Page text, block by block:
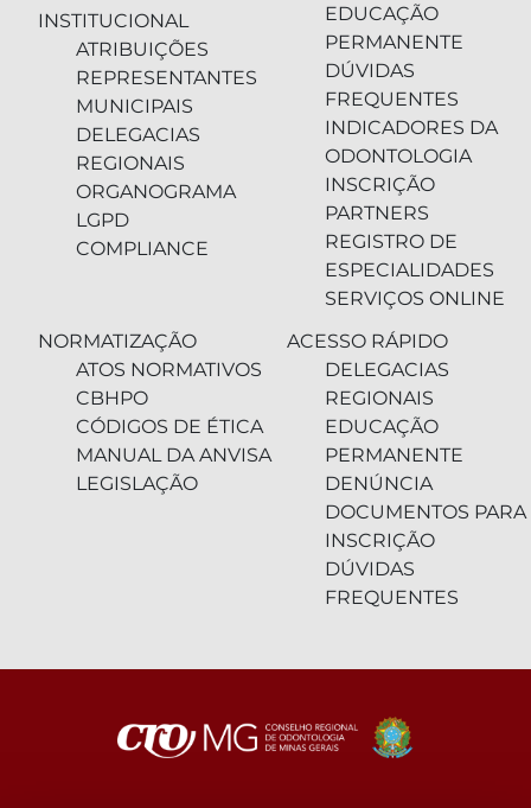
INSTITUCIONAL
ATRIBUIÇÕES
REPRESENTANTES
MUNICIPAIS
DELEGACIAS
REGIONAIS
ORGANOGRAMA
LGPD
COMPLIANCE
EDUCAÇÃO
PERMANENTE
DÚVIDAS
FREQUENTES
INDICADORES DA
ODONTOLOGIA
INSCRIÇÃO
PARTNERS
REGISTRO DE
ESPECIALIDADES
SERVIÇOS ONLINE
NORMATIZAÇÃO
ATOS NORMATIVOS
CBHPO
CÓDIGOS DE ÉTICA
MANUAL DA ANVISA
LEGISLAÇÃO
ACESSO RÁPIDO
DELEGACIAS
REGIONAIS
EDUCAÇÃO
PERMANENTE
DENÚNCIA
DOCUMENTOS PARA
INSCRIÇÃO
DÚVIDAS
FREQUENTES